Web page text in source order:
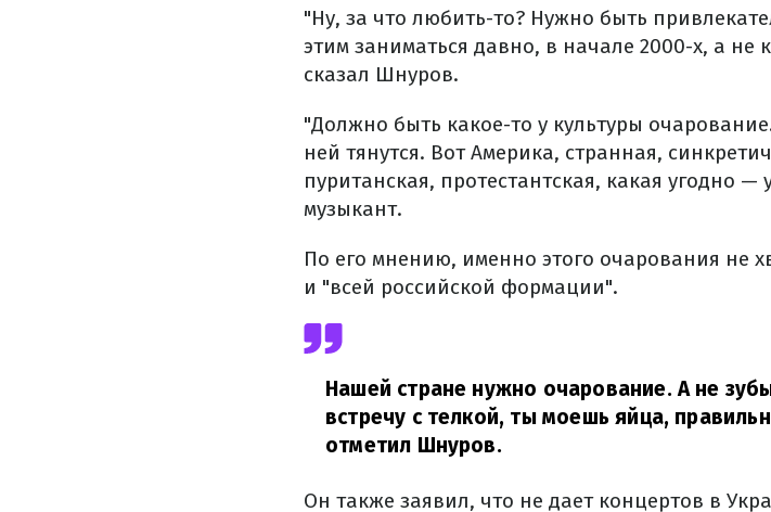
"Ну, за что любить-то? Нужно быть
этим заниматься давно, в начале 2000-х, а не
сказал Шнуров.
"Должно быть какое-то у культуры
ней тянутся. Вот Америка, странная,
пуританская, протестантская, какая угодно
музыкант.
По его мнению, именно этого очарования не
и "всей российской формации".
Нашей стране нужно очарование. А не
встречу с телкой, ты моешь яйца,
отметил Шнуров.
Он также заявил, что не дает концертов в